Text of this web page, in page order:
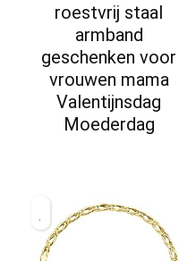
roestvrij staal
armband
geschenken voor
vrouwen mama
Valentijnsdag
Moederdag